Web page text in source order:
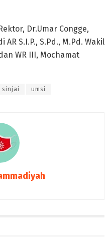
Dr.Umar Congge,
S.I.P., S.Pd., M.Pd. Wakil
WR III, Mochamat
sinjai umsi